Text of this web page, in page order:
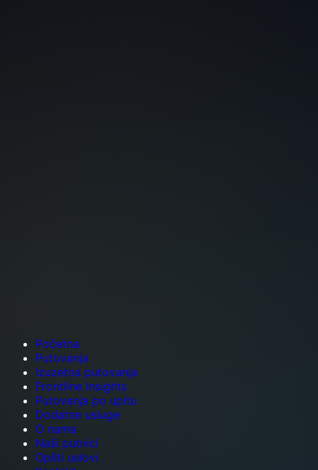
Početna
Putovanja
Izuzetna putovanja
Frontline Insights
Putovanja po upitu
Dodatne usluge
O nama
Naši putnici
Opšti uslovi